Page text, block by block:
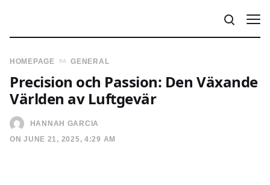
HOMEPAGE GENERAL
HANNAH GARCIA
ON JUNE 21, 2025, 4:29 AM
Precision och Passion: Den Växande
Världen av Luftgevär